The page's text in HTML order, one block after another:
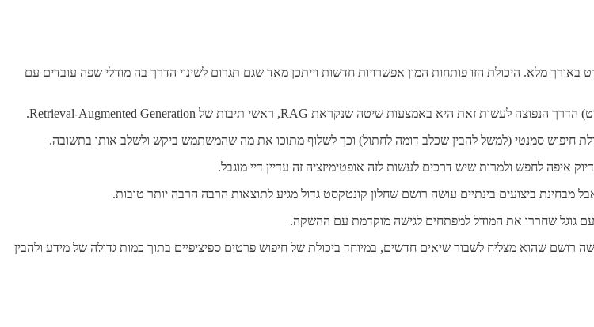
עצומות של מידע: 700 אלף מילים, 11 שעות של אודיו או סרט באורך מלא. היכולת הזו פותחות המון אפשרויות חדשות וייתכן מאד שגם תגרום לשינוי הדרך בה מודלי שפה עובדים עם
איפה לחפש ולמרות שיש דרכים לעשות לזה אופטימיזציה זה עדיין דיי מוגבל.
מבחינת ביצועים בינתיים עושה רושם שחלון קונטקסט גדול מגיע לתוצאות הרבה הרבה יותר טובות.
גוגל שחררו את המודל למפתחים לגישה מוקדמת עם ההשקה.
רושם שהוא מצליח לשבור שיאים חדשים, במיוחד ביכולת של חיפוש פרטים ספיציפיים בתוך כמות גדולה של מידע ולהבין